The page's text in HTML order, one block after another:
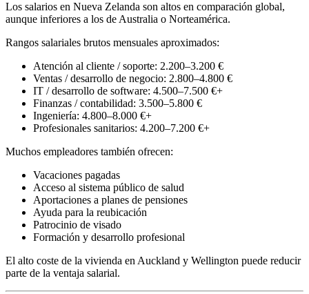
Los salarios en Nueva Zelanda son altos en comparación global,
aunque inferiores a los de Australia o Norteamérica.
Rangos salariales brutos mensuales aproximados:
Atención al cliente / soporte: 2.200–3.200 €
Ventas / desarrollo de negocio: 2.800–4.800 €
IT / desarrollo de software: 4.500–7.500 €+
Finanzas / contabilidad: 3.500–5.800 €
Ingeniería: 4.800–8.000 €+
Profesionales sanitarios: 4.200–7.200 €+
Muchos empleadores también ofrecen:
Vacaciones pagadas
Acceso al sistema público de salud
Aportaciones a planes de pensiones
Ayuda para la reubicación
Patrocinio de visado
Formación y desarrollo profesional
El alto coste de la vivienda en Auckland y Wellington puede reducir
parte de la ventaja salarial.